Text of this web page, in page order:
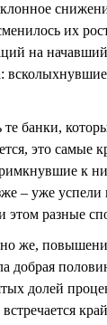
их
на
банки,
это самые
к
– уже успели
этом разные
же,
добрая
долей